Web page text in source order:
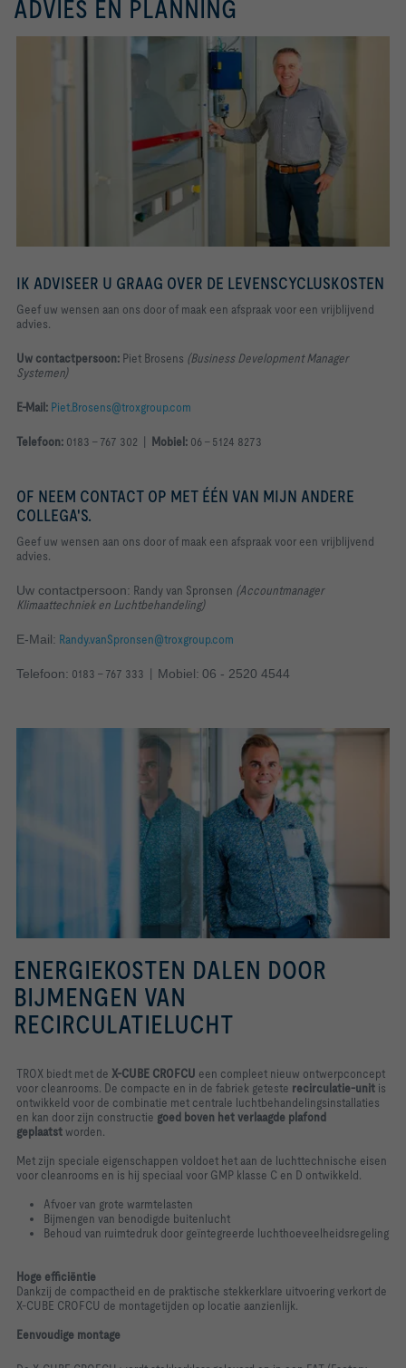
ADVIES EN PLANNING
IK ADVISEER U GRAAG OVER DE LEVENSCYCLUSKOSTEN
Geef uw wensen aan ons door of maak een afspraak voor een vrijblijvend
advies.
Uw contactpersoon: Piet Brosens (Business Development Manager
Systemen)
E-Mail: Piet.Brosens@troxgroup.com
Telefoon: 0183 - 767 302 | Mobiel: 06 - 5124 8273
OF NEEM CONTACT OP MET ÉÉN VAN MIJN ANDERE
COLLEGA'S.
Geef uw wensen aan ons door of maak een afspraak voor een vrijblijvend
advies.
Uw contactpersoon: Randy van Spronsen (Accountmanager
Klimaattechniek en Luchtbehandeling)
E-Mail: Randy.vanSpronsen@troxgroup.com
Telefoon: 0183 - 767 333 | Mobiel: 06 - 2520 4544
ENERGIEKOSTEN DALEN DOOR
BIJMENGEN VAN
RECIRCULATIELUCHT
TROX biedt met de X-CUBE CROFCU een compleet nieuw ontwerpconcept
voor cleanrooms. De compacte en in de fabriek geteste recirculatie-unit is
ontwikkeld voor de combinatie met centrale luchtbehandelingsinstallaties
en kan door zijn constructie goed boven het verlaagde plafond
geplaatstworden.
Met zijn speciale eigenschappen voldoet het aan de luchttechnische eisen
voor cleanrooms en is hij speciaal voor GMP klasse C en D ontwikkeld.
Afvoer van grote warmtelasten
Bijmengen van benodigde buitenlucht
Behoud van ruimtedruk door geïntegreerde luchthoeveelheidsregeling
Hoge efficiëntie
Dankzij de compactheid en de praktische stekkerklare uitvoering verkort de
X-CUBE CROFCU de montagetijden op locatie aanzienlijk.
Eenvoudige montage